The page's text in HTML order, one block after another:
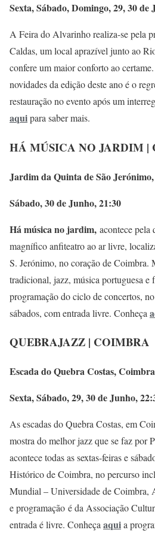
Sexta, Sábado, Domingo, 29, 30 de
A Feira do Alvarinho realiza-se pela
Caldas, um local aprazível junto ao
confere um maior conforto ao
novidades da edição deste ano é o
restauração no evento após um
aquipara saber mais.
HÁ MÚSICA NO JARDIM |
Jardim da Quinta de São
Sábado, 30 de Junho, 21:30
Há música no jardim, acontece pela
magnífico anfiteatro ao ar livre,
S. Jerónimo, no coração de Coimbra.
tradicional, jazz, música portuguesa e
programação do ciclo de concertos,
sábados, com entrada livre. Conheça
QUEBRAJAZZ | COIMBRA
Escada do Quebra Costas, Coimbra
Sexta, Sábado, 29, 30 de Junho,
As escadas do Quebra Costas, em
mostra do melhor jazz que se faz por
acontece todas as sextas-feiras e
Histórico de Coimbra, no percurso
Mundial – Universidade de Coimbra,
e programação é da Associação
entrada é livre. Conheça aquia